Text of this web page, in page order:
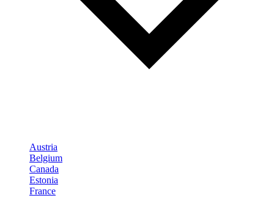
Austria
Belgium
Canada
Estonia
France